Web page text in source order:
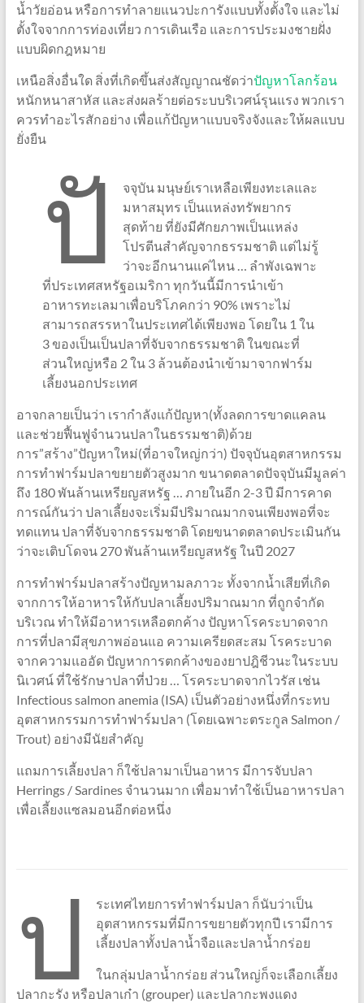
น้ำวัยอ่อน หรือการทำลายแนวปะการังแบบทั้งตั้งใจ และไม่
ตั้งใจจากการท่องเที่ยว การเดินเรือ และการประมงชายฝั่ง
แบบผิดกฎหมาย
เหนือสิ่งอื่นใด สิ่งที่เกิดขึ้นส่งสัญญาณชัดว่าปัญหาโลกร้อน
หนักหนาสาหัส และส่งผลร้ายต่อระบบริเวศน์รุนแรง พวกเรา
ควรทำอะไรสักอย่าง เพื่อแก้ปัญหาแบบจริงจังและให้ผลแบบ
ยั่งยืน
ปั
จจุบัน มนุษย์เราเหลือเพียงทะเลและ
มหาสมุทร เป็นแหล่งทรัพยากร
สุดท้าย ที่ยังมีศักยภาพเป็นแหล่ง
โปรตีนสำคัญจากธรรมชาติ แต่ไม่รู้
ว่าจะอีกนานแค่ไหน … ลำพังเฉพาะ
ที่ประเทศสหรัฐอเมริกา ทุกวันนี้มีการนำเข้า
อาหารทะเลมาเพื่อบริโภคกว่า 90% เพราะไม่
สามารถสรรหาในประเทศได้เพียงพอ โดยใน 1 ใน
3 ของเป็นเป็นปลาที่จับจากธรรมชาติ ในขณะที่
ส่วนใหญ่หรือ 2 ใน 3 ล้วนต้องนำเข้ามาจากฟาร์ม
เลี้ยงนอกประเทศ
อาจกลายเป็นว่า เรากำลังแก้ปัญหา(ทั้งลดการขาดแคลน
และช่วยฟื้นฟูจำนวนปลาในธรรมชาติ)ด้วย
การ”สร้าง”ปัญหาใหม่(ที่อาจใหญ่กว่า) ปัจจุบันอุตสาหกรรม
การทำฟาร์มปลาขยายตัวสูงมาก ขนาดตลาดปัจจุบันมีมูลค่า
ถึง 180 พันล้านเหรียญสหรัฐ … ภายในอีก 2-3 ปี มีการคาด
การณ์กันว่า ปลาเลี้ยงจะเริ่มมีปริมาณมากจนเพียงพอที่จะ
ทดแทน ปลาที่จับจากธรรมชาติ โดยขนาดตลาดประเมินกัน
ว่าจะเติบโดจน 270 พันล้านเหรียญสหรัฐ ในปี 2027
การทำฟาร์มปลาสร้างปัญหามลภาวะ ทั้งจากน้ำเสียที่เกิด
จากการให้อาหารให้กับปลาเลี้ยงปริมาณมาก ที่ถูกจำกัด
บริเวณ ทำให้มีอาหารเหลือตกค้าง ปัญหาโรคระบาดจาก
การที่ปลามีสุขภาพอ่อนแอ ความเครียดสะสม โรคระบาด
จากความแออัด ปัญหาการตกค้างของยาปฎิชีวนะในระบบ
นิเวศน์ ที่ใช้รักษาปลาที่ป่วย … โรคระบาดจากไวรัส เช่น
Infectious salmon anemia (ISA) เป็นตัวอย่างหนึ่งที่กระทบ
อุตสาหกรรมการทำฟาร์มปลา (โดยเฉพาะตระกูล Salmon /
Trout) อย่างมีนัยสำคัญ
แถมการเลี้ยงปลา ก็ใช้ปลามาเป็นอาหาร มีการจับปลา
Herrings / Sardines จำนวนมาก เพื่อมาทำใช้เป็นอาหารปลา
เพื่อเลี้ยงแซลมอนอีกต่อหนึ่ง
ป
ระเทศไทยการทำฟาร์มปลา ก็นับว่าเป็น
อุตสาหกรรมที่มีการขยายตัวทุกปี เรามีการ
เลี้ยงปลาทั้งปลาน้ำจือและปลาน้ำกร่อย
ในกลุ่มปลาน้ำกร่อย ส่วนใหญ่ก็จะเลือกเลี้ยง
ปลากะรัง หรือปลาเก๋า (grouper) และปลากะพงแดง